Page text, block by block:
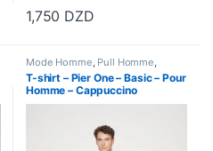
Les options peuvent être
1,750 DZD
Ce produit a plusieurs
Mode Homme Pull Homme
Vetements Homme
T-shirt – Pier One – Basic – Pour
Homme – Cappuccino